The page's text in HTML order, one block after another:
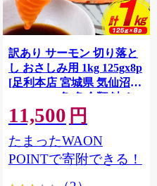
訳あり サーモン 切り落と
し おさしみ用 1kg 125gx8p
[足利本店 宮城県 気仙沼市
20564313] 魚 魚介類 鮭 お
刺し身 刺し身 刺身 生 生食
個包装 チリ銀鮭 銀鮭 海鮮
海鮮丼 魚介
11,500 円
たまったWAON
POINTで寄附できる！